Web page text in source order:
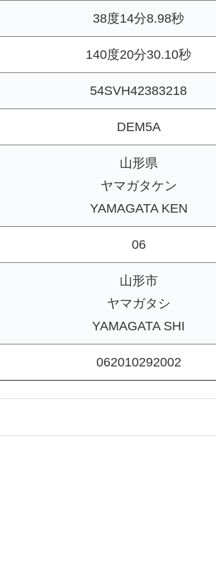
38度14分8.98秒
140度20分30.10秒
54SVH42383218
DEM5A
山形県
ヤマガタケン
YAMAGATA KEN
06
山形市
ヤマガタシ
YAMAGATA SHI
062010292002